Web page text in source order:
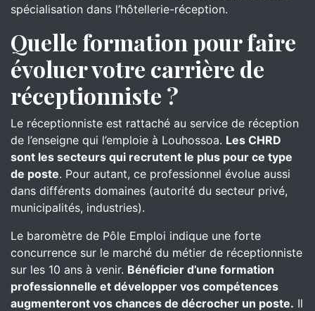
spécialisation dans l’hôtellerie-réception.
Quelle formation pour faire
évoluer votre carrière de
réceptionniste ?
Le réceptionniste est rattaché au service de réception
de l’enseigne qui l’emploie à Louhossoa. Les CHRD
sont les secteurs qui recrutent le plus pour ce type
de poste. Pour autant, ce professionnel évolue aussi
dans différents domaines (autorité du secteur privé,
municipalités, industries).
Le baromètre de Pôle Emploi indique une forte
concurrence sur le marché du métier de réceptionniste
sur les 10 ans à venir. Bénéficier d’une formation
professionnelle et développer vos compétences
augmenteront vos chances de décrocher un poste. Il